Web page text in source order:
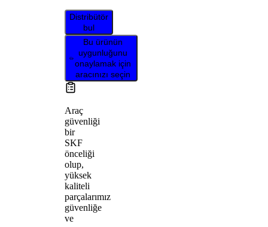
Distribütör
bul
Bu ürünün
uygunluğunu
onaylamak için
aracınızı seçin
Araç
güvenliği
bir
SKF
önceliği
olup,
yüksek
kaliteli
parçalarımız
güvenliğe
ve